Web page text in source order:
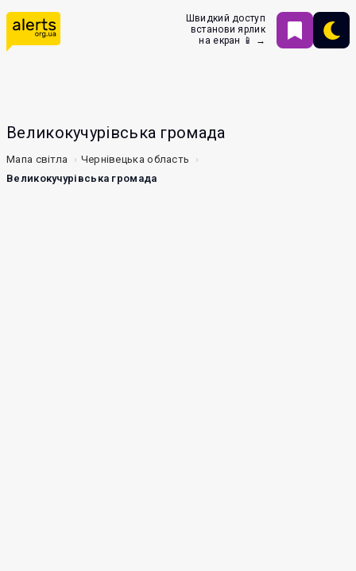
Швидкий доступ
встанови ярлик
на екран 📱 →
Великокучурівська громада
Мапа світла
Чернівецька область
Великокучурівська громада